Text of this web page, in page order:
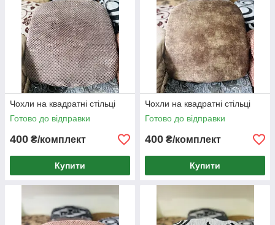
Чохли на квадратні стільці
Готово до відправки
400 ₴/комплект
Купити
Чохли на квадратні стільці
Готово до відправки
400 ₴/комплект
Купити